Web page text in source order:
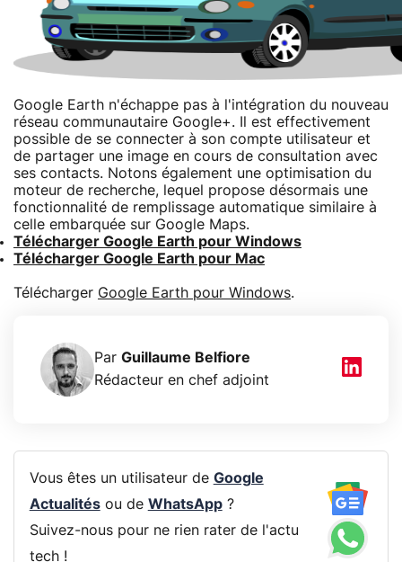
Google Earth n'échappe pas à l'intégration du nouveau
réseau communautaire Google+. Il est effectivement
possible de se connecter à son compte utilisateur et
de partager une image en cours de consultation avec
ses contacts. Notons également une optimisation du
moteur de recherche, lequel propose désormais une
fonctionnalité de remplissage automatique similaire à
celle embarquée sur Google Maps.
Télécharger Google Earth pour Windows
Télécharger Google Earth pour Mac
Télécharger Google Earth pour Windows.
Par Guillaume Belfiore
Rédacteur en chef adjoint
Vous êtes un utilisateur de Google
Actualitésou de WhatsApp?
Suivez-nous pour ne rien rater de l'actu
tech !